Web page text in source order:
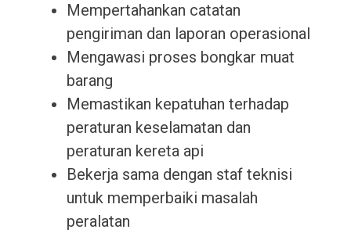
Mempertahankan catatan
pengiriman dan laporan operasional
Mengawasi proses bongkar muat
barang
Memastikan kepatuhan terhadap
peraturan keselamatan dan
peraturan kereta api
Bekerja sama dengan staf teknisi
untuk memperbaiki masalah
peralatan